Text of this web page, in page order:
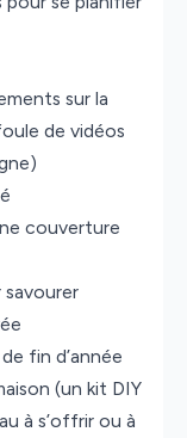
sur la
de vidéos
couverture
fin d’année
(un kit DIY
à s’offrir ou à